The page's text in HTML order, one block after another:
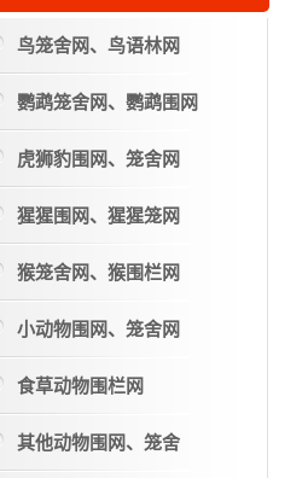
鸟笼舍网、鸟语林网
鹦鹉笼舍网、鹦鹉围网
虎狮豹围网、笼舍网
猩猩围网、猩猩笼网
猴笼舍网、猴围栏网
小动物围网、笼舍网
食草动物围栏网
其他动物围网、笼舍